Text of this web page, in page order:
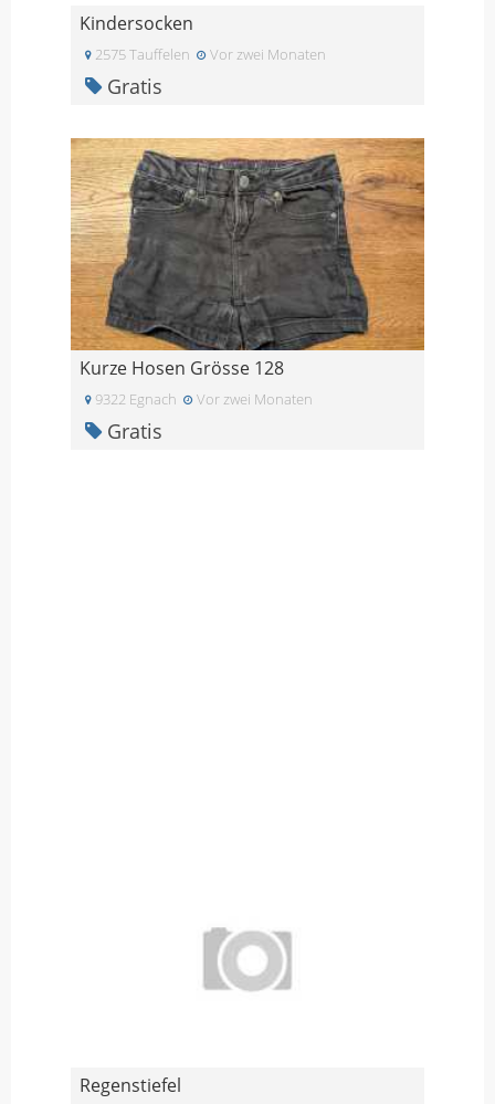
Kindersocken
2575 Tauffelen Vor zwei Monaten
Gratis
Kurze Hosen Grösse 128
9322 Egnach Vor zwei Monaten
Gratis
Regenstiefel